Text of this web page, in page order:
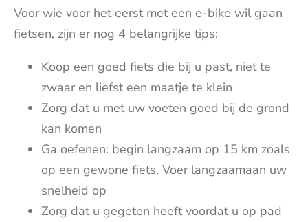
Voor wie voor het eerst met een e-bike wil gaan
fietsen, zijn er nog 4 belangrijke tips:
Koop een goed fiets die bij u past, niet te
zwaar en liefst een maatje te klein
Zorg dat u met uw voeten goed bij de grond
kan komen
Ga oefenen: begin langzaam op 15 km zoals
op een gewone fiets. Voer langzaamaan uw
snelheid op
Zorg dat u gegeten heeft voordat u op pad